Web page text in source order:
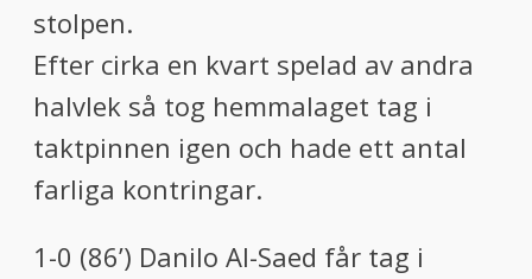
stolpen.
Efter cirka en kvart spelad av andra
halvlek så tog hemmalaget tag i
taktpinnen igen och hade ett antal
farliga kontringar.
1-0 (86’) Danilo Al-Saed får tag i